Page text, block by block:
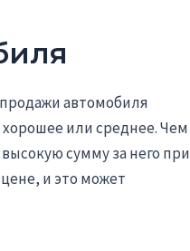
автомобиля
хорошее или среднее. Чем
сумму за него при
и это может